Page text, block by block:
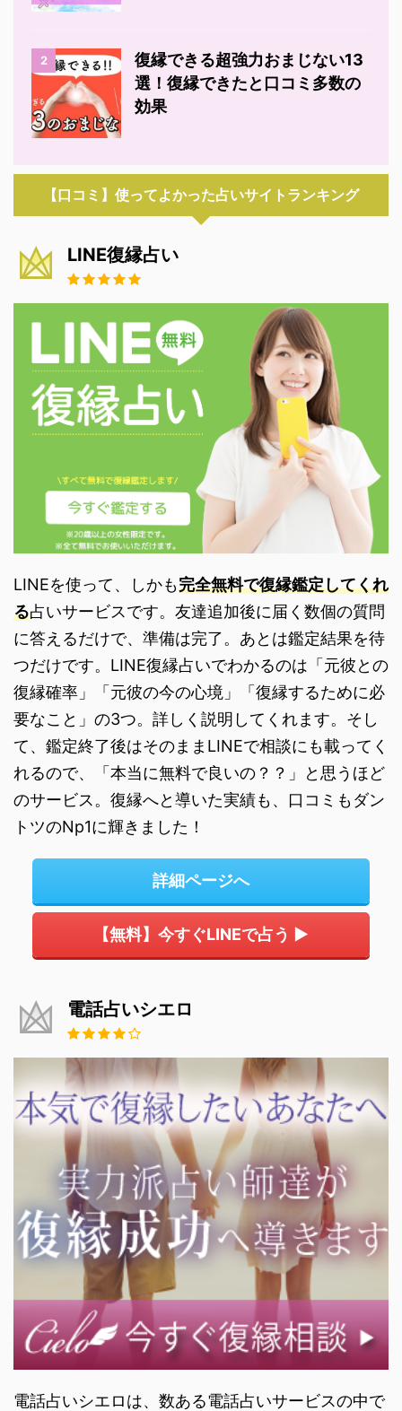
2
復縁できる超強力おまじない13
選！復縁できたと口コミ多数の
効果
【口コミ】使ってよかった占いサイトランキング
LINE復縁占い
LINEを使って、しかも完全無料で復縁鑑定してくれ
る占いサービスです。友達追加後に届く数個の質問
に答えるだけで、準備は完了。あとは鑑定結果を待
つだけです。LINE復縁占いでわかるのは「元彼との
復縁確率」「元彼の今の心境」「復縁するために必
要なこと」の3つ。詳しく説明してくれます。そし
て、鑑定終了後はそのままLINEで相談にも載ってく
れるので、「本当に無料で良いの？？」と思うほど
のサービス。復縁へと導いた実績も、口コミもダン
トツのNp1に輝きました！
詳細ページへ
【無料】今すぐLINEで占う ▶
電話占いシエロ
電話占いシエロは、数ある電話占いサービスの中で